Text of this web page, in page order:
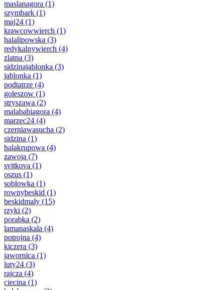
maslanagora (1)
szymbark (1)
maj24 (1)
krawcowwierch (1)
halalipowska (3)
redykalnywierch (4)
zlatna (3)
sidzinajablonka (3)
jablonka (1)
podtatrze (4)
goleszow (1)
stryszawa (2)
malababiagora (4)
marzec24 (4)
czerniawasucha (2)
sidzina (1)
halakrupowa (4)
zawoja (7)
svitkova (1)
oszus (1)
soblowka (1)
rownybeskid (1)
beskidmaly (15)
rzyki (2)
porabka (2)
lamanaskala (4)
potrojna (4)
kiczera (3)
jawornica (1)
luty24 (3)
rajcza (4)
ciecina (1)